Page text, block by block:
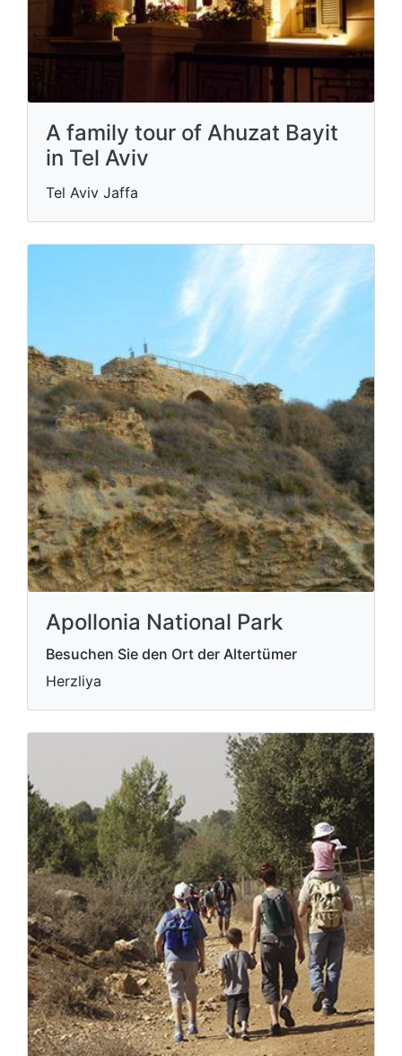
A family tour of Ahuzat Bayit
in Tel Aviv
Tel Aviv Jaffa
Apollonia National Park
Besuchen Sie den Ort der Altertümer
Herzliya